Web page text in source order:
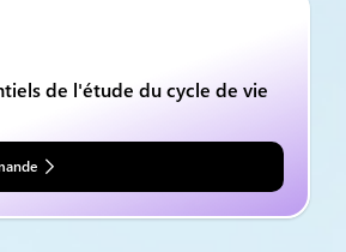
de l'étude du cycle de vie